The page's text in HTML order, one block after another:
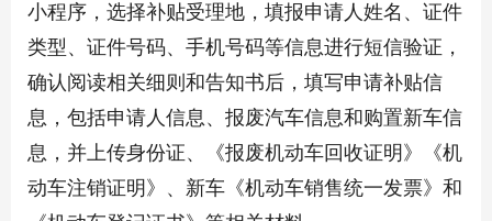
小程序，选择补贴受理地，填报申请人姓名、证件
类型、证件号码、手机号码等信息进行短信验证，
确认阅读相关细则和告知书后，填写申请补贴信
息，包括申请人信息、报废汽车信息和购置新车信
息，并上传身份证、《报废机动车回收证明》《机
动车注销证明》、新车《机动车销售统一发票》和